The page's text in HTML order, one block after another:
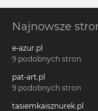
Najnowsze
e-azur.pl
9 podobnych stron
pat-art.pl
9 podobnych stron
tasiemkaisznurek.pl